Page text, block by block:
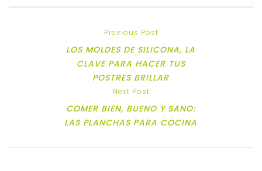
Previous Post
LOS MOLDES DE SILICONA, LA
CLAVE PARA HACER TUS
POSTRES BRILLAR
Next Post
COMER BIEN, BUENO Y SANO:
LAS PLANCHAS PARA COCINA